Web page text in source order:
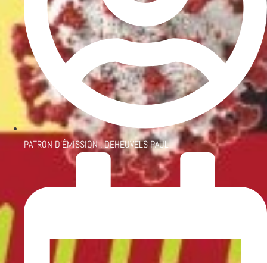
PATRON D'ÉMISSION :DEHEUVELS PAUL